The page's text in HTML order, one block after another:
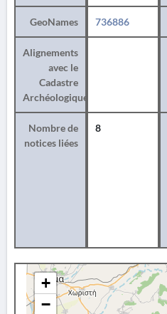
GeoNames 736886
Alignements
avec le
Cadastre
Archéologique
Nombre de
notices liées
8
+
−